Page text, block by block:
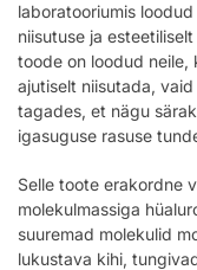
laboratooriumis
niisutuse ja
toode on loodud neile,
ajutiselt niisutada,
tagades, et nägu
igasuguse rasuse
Selle toote erakordne
molekulmassiga
suuremad molekulid
lukustava kihi,